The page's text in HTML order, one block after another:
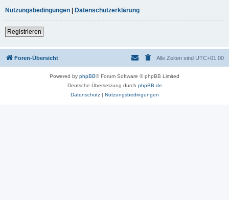
Nutzungsbedingungen | Datenschutzerklärung
Registrieren
Foren-Übersicht Alle Zeiten sind UTC+01:00
Powered by phpBB® Forum Software © phpBB Limited
Deutsche Übersetzung durch phpBB.de
Datenschutz| Nutzungsbedingungen